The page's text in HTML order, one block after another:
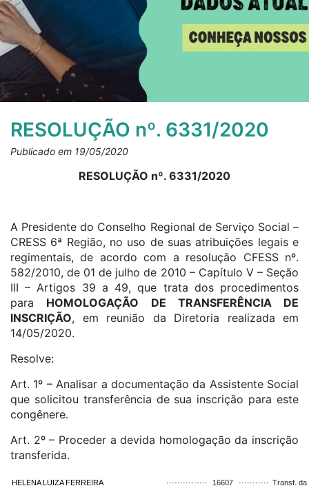
RESOLUÇÃO nº. 6331/2020
Publicado em 19/05/2020
RESOLUÇÃO nº. 6331/2020
A Presidente do Conselho Regional de Serviço Social –
CRESS 6ª Região, no uso de suas atribuições legais e
regimentais, de acordo com a resolução CFESS nº.
582/2010, de 01 de julho de 2010 – Capítulo V – Seção
III – Artigos 39 a 49, que trata dos procedimentos
para HOMOLOGAÇÃO DE TRANSFERÊNCIA DE
INSCRIÇÃO, em reunião da Diretoria realizada em
14/05/2020.
Resolve:
Art. 1º – Analisar a documentação da Assistente Social
que solicitou transferência de sua inscrição para este
congênere.
Art. 2º – Proceder a devida homologação da inscrição
transferida.
HELENA LUIZA FERREIRA ··············· 16607 ··········· Transf. da